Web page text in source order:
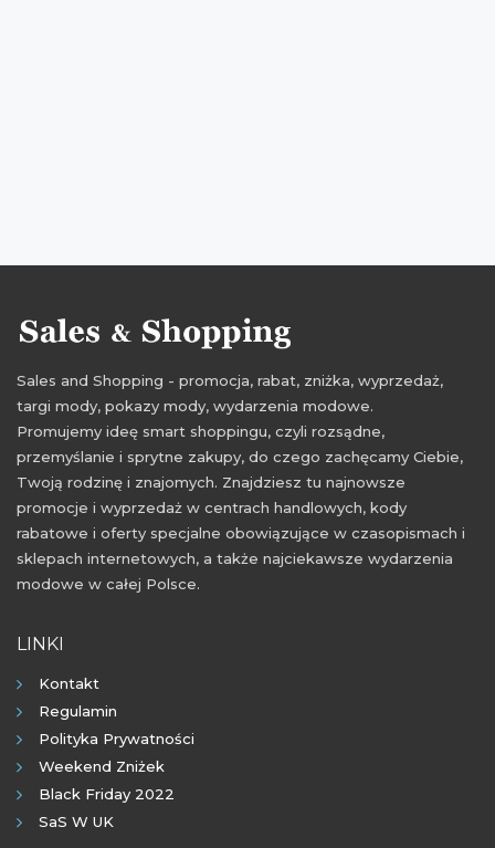
Sales and Shopping - promocja, rabat, zniżka, wyprzedaż,
targi mody, pokazy mody, wydarzenia modowe.
Promujemy ideę smart shoppingu, czyli rozsądne,
przemyślanie i sprytne zakupy, do czego zachęcamy Ciebie,
Twoją rodzinę i znajomych. Znajdziesz tu najnowsze
promocje i wyprzedaż w centrach handlowych, kody
rabatowe i oferty specjalne obowiązujące w czasopismach i
sklepach internetowych, a także najciekawsze wydarzenia
modowe w całej Polsce.
LINKI
Kontakt
Regulamin
Polityka Prywatności
Weekend Zniżek
Black Friday 2022
SaS W UK